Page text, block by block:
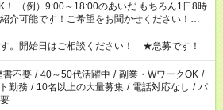
（例）9:00～18:00のあいだ もちろん1日8時
介可能です！ご希望をお聞かせください！★家
が必要な場合も遠慮なくご相談ください。 ※
の勤務が必要です
。開始日はご相談ください！ ★急募です！
書不要 / 40～50代活躍中 / 副業・WワークOK /
勤務 / 10名以上の大量募集 / 電話対応なし / パ